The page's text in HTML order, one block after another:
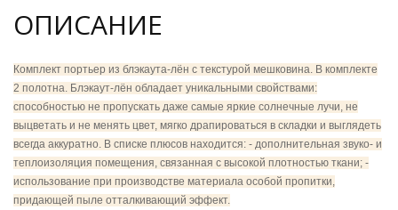
ОПИСАНИЕ
Комплект портьер из блэкаута-лён с текстурой мешковина. В комплекте
2 полотна. Блэкаут-лён обладает уникальными свойствами:
способностью не пропускать даже самые яркие солнечные лучи, не
выцветать и не менять цвет, мягко драпироваться в складки и выглядеть
всегда аккуратно. В списке плюсов находится: - дополнительная звуко- и
теплоизоляция помещения, связанная с высокой плотностью ткани; -
использование при производстве материала особой пропитки,
придающей пыле отталкивающий эффект.